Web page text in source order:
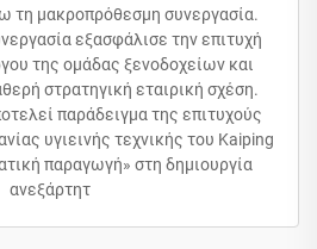
τη μακροπρόθεσμη συνεργασία.
εξασφάλισε την επιτυχή
της ομάδας ξενοδοχείων και
στρατηγική εταιρική σχέση.
παράδειγμα της επιτυχούς
υγιεινής τεχνικής του Kaiping
παραγωγή» στη δημιουργία
ανεξάρτητ